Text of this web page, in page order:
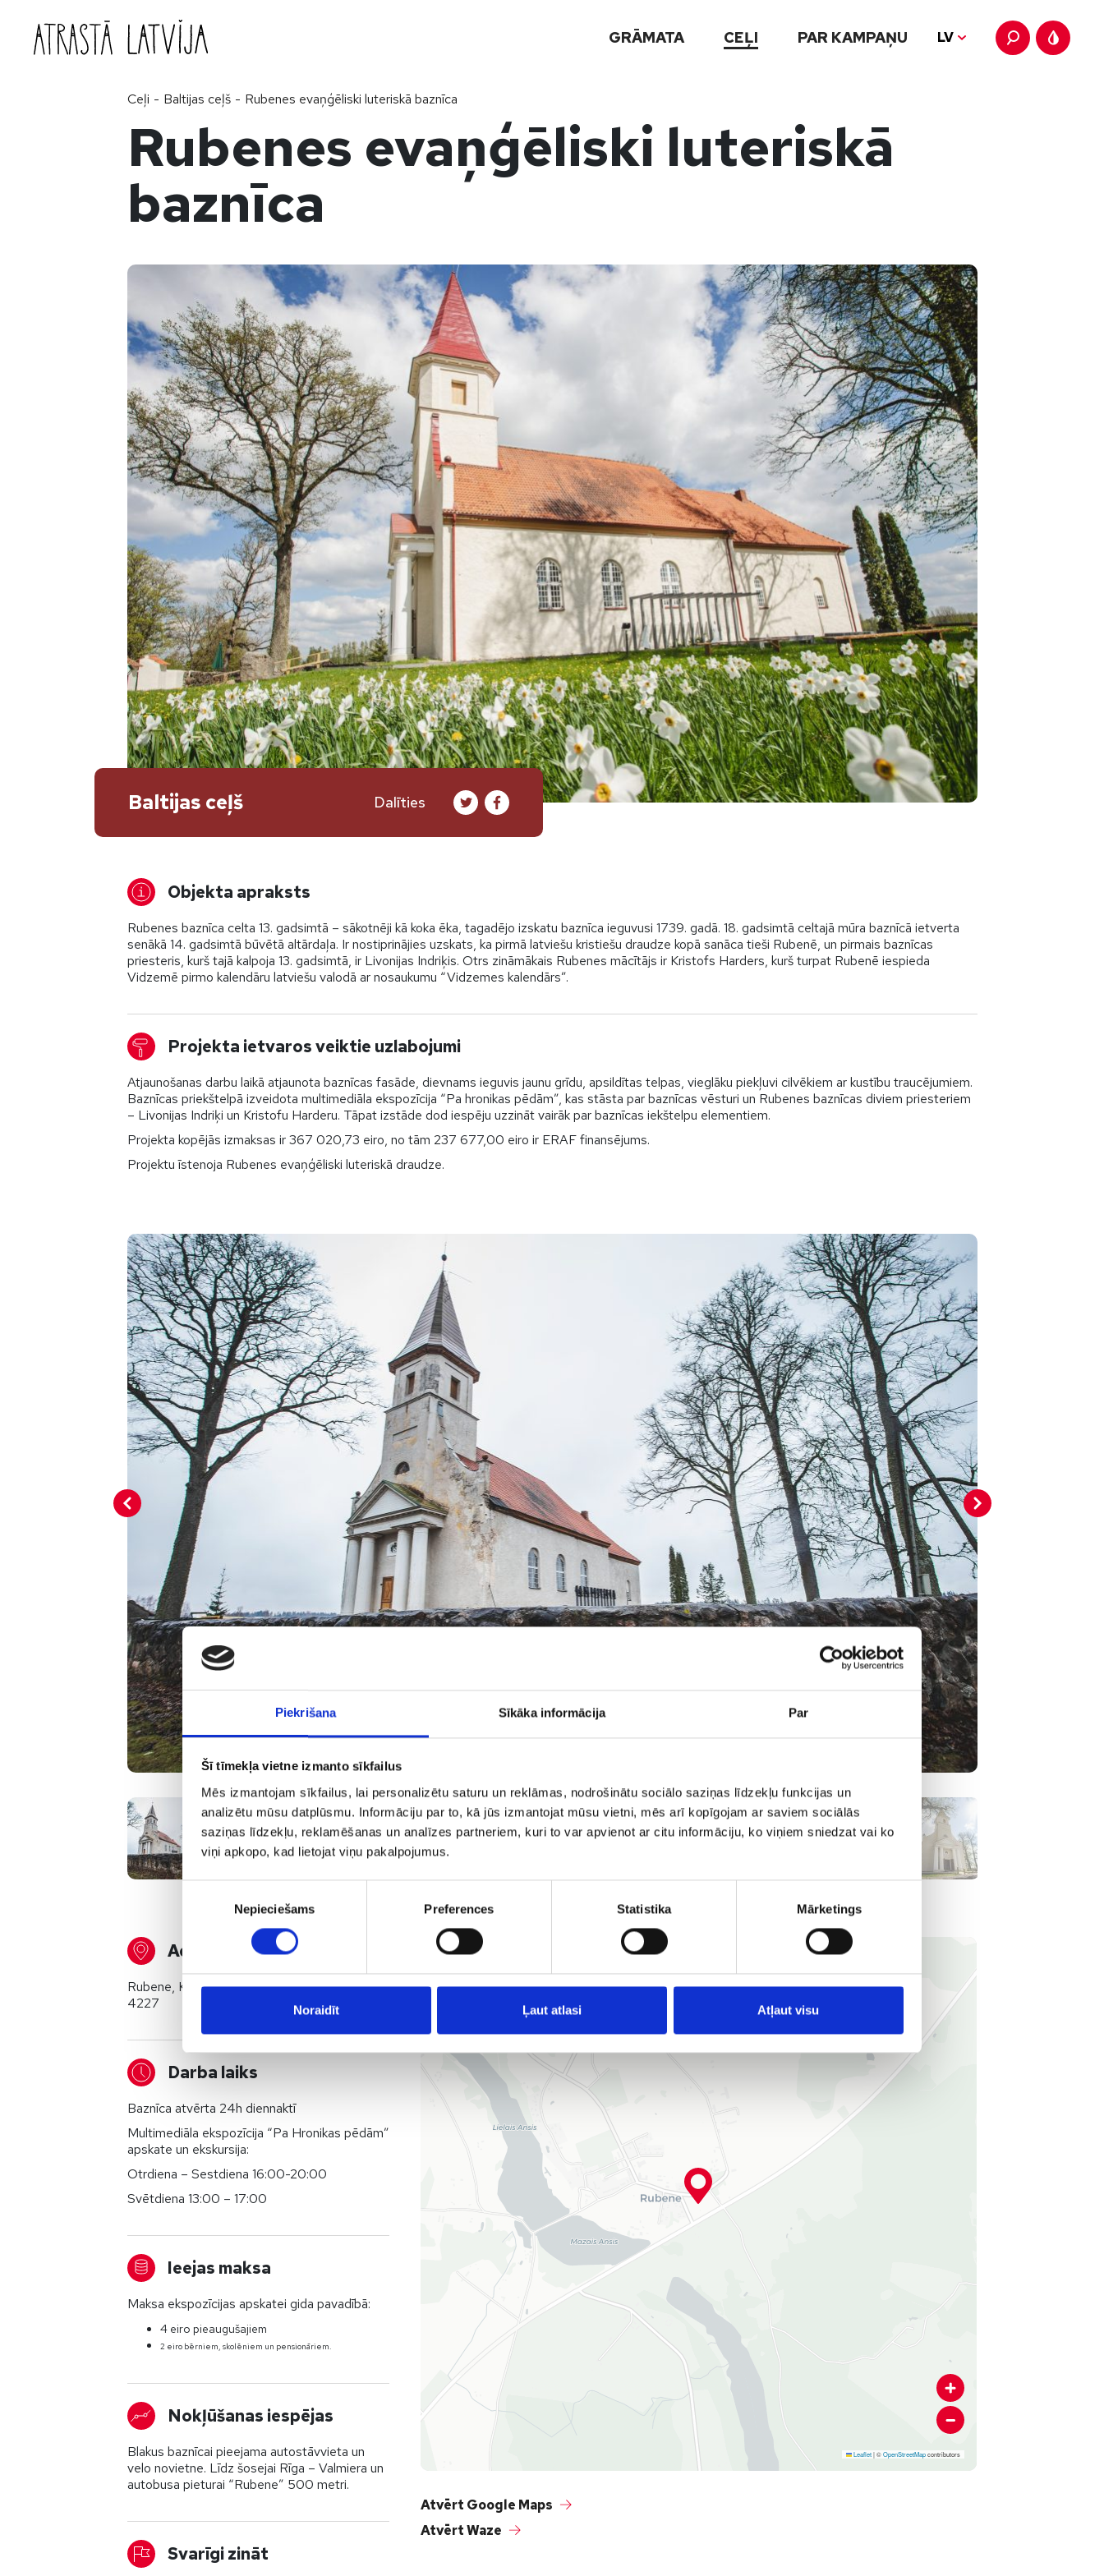
Piekrišana Sīkāka informācija Par
Šī tīmekļa vietne izmanto sīkfailus
Mēs izmantojam sīkfailus, lai personalizētu saturu un reklāmas, nodrošinātu sociālo saziņas līdzekļu funkcijas un
analizētu mūsu datplūsmu. Informāciju par to, kā jūs izmantojat mūsu vietni, mēs arī kopīgojam ar saviem sociālās
saziņas līdzekļu, reklamēšanas un analīzes partneriem, kuri to var apvienot ar citu informāciju, ko viņiem sniedzat vai ko
viņi apkopo, kad lietojat viņu pakalpojumus.
Nepieciešams Preferences Statistika Mārketings
Noraidīt Ļaut atlasi Atļaut visu
GRĀMATA CEĻI PAR KAMPAŅU LV
Ceļi - Baltijas ceļš - Rubenes evaņģēliski luteriskā baznīca
Rubenes evaņģēliski luteriskā
baznīca
Baltijas ceļš Dalīties
Objekta apraksts
Rubenes baznīca celta 13. gadsimtā – sākotnēji kā koka ēka, tagadējo izskatu baznīca ieguvusi 1739. gadā. 18. gadsimtā celtajā mūra baznīcā ietverta
senākā 14. gadsimtā būvētā altārdaļa. Ir nostiprinājies uzskats, ka pirmā latviešu kristiešu draudze kopā sanāca tieši Rubenē, un pirmais baznīcas
priesteris, kurš tajā kalpoja 13. gadsimtā, ir Livonijas Indriķis. Otrs zināmākais Rubenes mācītājs ir Kristofs Harders, kurš turpat Rubenē iespieda
Vidzemē pirmo kalendāru latviešu valodā ar nosaukumu “Vidzemes kalendārs”.
Projekta ietvaros veiktie uzlabojumi
Atjaunošanas darbu laikā atjaunota baznīcas fasāde, dievnams ieguvis jaunu grīdu, apsildītas telpas, vieglāku piekļuvi cilvēkiem ar kustību traucējumiem.
Baznīcas priekštelpā izveidota multimediāla ekspozīcija “Pa hronikas pēdām”, kas stāsta par baznīcas vēsturi un Rubenes baznīcas diviem priesteriem
– Livonijas Indriķi un Kristofu Harderu. Tāpat izstāde dod iespēju uzzināt vairāk par baznīcas iekštelpu elementiem.
Projekta kopējās izmaksas ir 367 020,73 eiro, no tām 237 677,00 eiro ir ERAF finansējums.
Projektu īstenoja Rubenes evaņģēliski luteriskā draudze.
Adrese
Rubene, Kocēnu pagasts, Kocēnu novads, LV-
4227
Darba laiks
Baznīca atvērta 24h diennaktī
Multimediāla ekspozīcija “Pa Hronikas pēdām”
apskate un ekskursija:
Otrdiena – Sestdiena 16:00-20:00
Svētdiena 13:00 – 17:00
Ieejas maksa
Maksa ekspozīcijas apskatei gida pavadībā:
4 eiro pieaugušajiem
2 eiro bērniem, skolēniem un pensionāriem.
Nokļūšanas iespējas
Blakus baznīcai pieejama autostāvvieta un
velo novietne. Līdz šosejai Rīga – Valmiera un
autobusa pieturai “Rubene” 500 metri.
Svarīgi zināt
Leaflet |©OpenStreetMapcontributors
Atvērt Google Maps
Atvērt Waze